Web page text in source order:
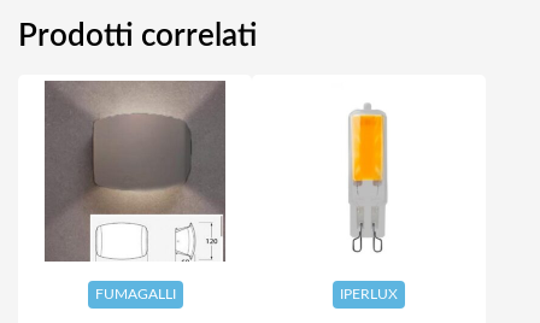
Prodotti correlati
FUMAGALLI IPERLUX